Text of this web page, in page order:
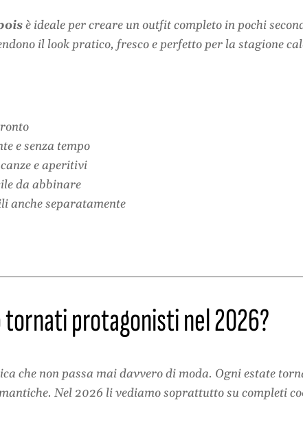
è ideale per creare un outfit completo in pochi
il look pratico, fresco e perfetto per la stagione
e senza tempo
e aperitivi
da abbinare
anche separatamente
tornati protagonisti nel 2026?
che non passa mai davvero di moda. Ogni estate
Nel 2026 li vediamo soprattutto su completi